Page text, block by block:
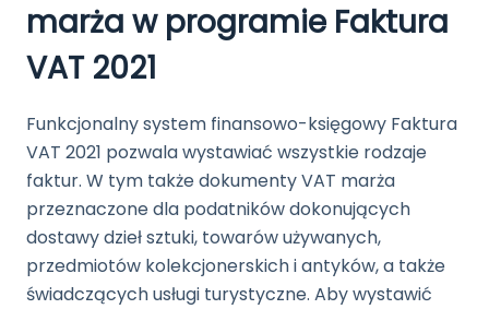
marża w programie Faktura
VAT 2021
Funkcjonalny system finansowo-księgowy Faktura
VAT 2021 pozwala wystawiać wszystkie rodzaje
faktur. W tym także dokumenty VAT marża
przeznaczone dla podatników dokonujących
dostawy dzieł sztuki, towarów używanych,
przedmiotów kolekcjonerskich i antyków, a także
świadczących usługi turystyczne. Aby wystawić